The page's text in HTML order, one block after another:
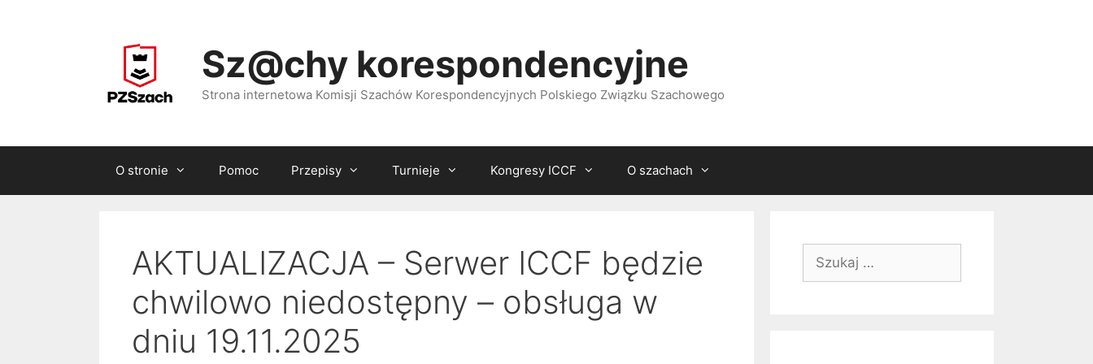
Sz@chy korespondencyjne
Strona internetowa Komisji Szachów Korespondencyjnych Polskiego Związku Szachowego
O stronie Pomoc Przepisy Turnieje Kongresy ICCF O szachach
AKTUALIZACJA – Serwer ICCF będzie
chwilowo niedostępny – obsługa w
dniu 19.11.2025